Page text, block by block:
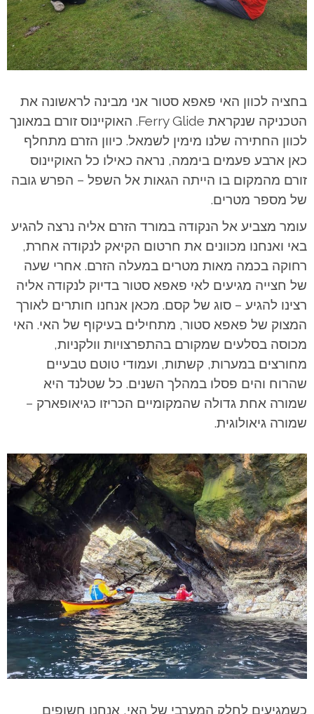
בחציה לכוון האי פאפא סטור אני מבינה לראשונה את
הטכניקה שנקראת Ferry Glide. האוקיינוס זורם במאונך
לכוון החתירה שלנו מימין לשמאל. כיוון הזרם מתחלף
כאן ארבע פעמים ביממה, נראה כאילו כל האוקיינוס
זורם מהמקום בו הייתה הגאות אל השפל – הפרש גובה
של מספר מטרים.
עומר מצביע אל הנקודה במורד הזרם אליה נרצה להגיע
באי ואנחנו מכוונים את חרטום הקיאק לנקודה אחרת,
רחוקה בכמה מאות מטרים במעלה הזרם. אחרי שעה
של חצייה מגיעים לאי פאפא סטור בדיוק לנקודה אליה
רצינו להגיע – סוג של קסם. מכאן אנחנו חותרים לאורך
המצוק של פאפא סטור, מתחילים בעיקוף של האי. האי
מכוסה בסלעים שמקורם בהתפרצויות וולקניות,
מחורצים במערות, קשתות, ועמודי טוטם טבעיים
שהרוח והים פסלו במהלך השנים. כל שטלנד היא
שמורה אחת גדולה שהמקומיים הכריזו כגיאופארק –
שמורה גיאולוגית.
כשמגיעים לחלק המערבי של האי, אנחנו חשופים